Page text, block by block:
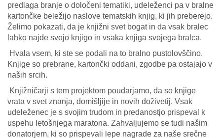
predlaga branje o določeni tematiki, udeleženci pa v bralne
kartončke beležijo naslove tematskih knjig, ki jih preberejo.
Želimo pokazati, da je knjižni svet bogat in da vsak bralec
lahko najde svojo knjigo in vsaka knjiga svojega bralca.
Hvala vsem, ki ste se podali na to bralno pustolovščino.
Knjige so prebrane, kartončki oddani, zgodbe pa ostajajo v
naših srcih.
Knjižničarji s tem projektom poudarjamo, da so knjige
vrata v svet znanja, domišljije in novih doživetij. Vsak
udeleženec je s svojim trudom in predanostjo prispeval k
uspehu letošnjega maratona. Zahvaljujemo se tudi našim
donatorjem, ki so prispevali lepe nagrade za naše srečne